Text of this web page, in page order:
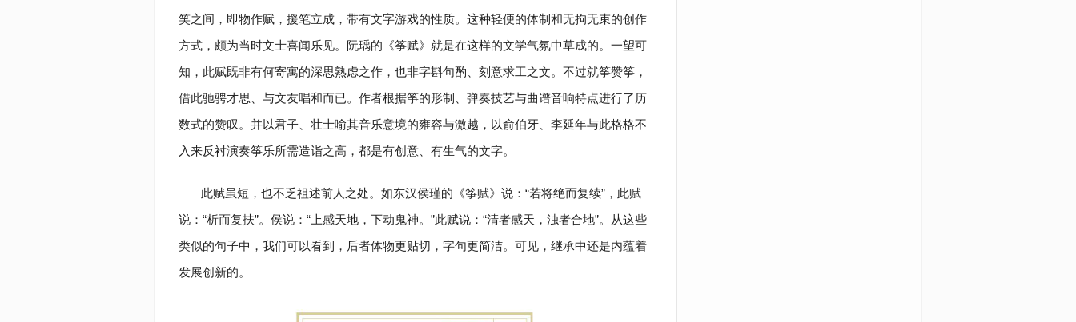
笑之间，即物作赋，援笔立成，带有文字游戏的性质。这种轻便的体制和无拘无束的创作
方式，颇为当时文士喜闻乐见。阮瑀的《筝赋》就是在这样的文学气氛中草成的。一望可
知，此赋既非有何寄寓的深思熟虑之作，也非字斟句酌、刻意求工之文。不过就筝赞筝，
借此驰骋才思、与文友唱和而已。作者根据筝的形制、弹奏技艺与曲谱音响特点进行了历
数式的赞叹。并以君子、壮士喻其音乐意境的雍容与激越，以俞伯牙、李延年与此格格不
入来反衬演奏筝乐所需造诣之高，都是有创意、有生气的文字。
此赋虽短，也不乏祖述前人之处。如东汉侯瑾的《筝赋》说：“若将绝而复续”，此赋
说：“析而复扶”。侯说：“上感天地，下动鬼神。”此赋说：“清者感天，浊者合地”。从这些
类似的句子中，我们可以看到，后者体物更贴切，字句更简洁。可见，继承中还是内蕴着
发展创新的。